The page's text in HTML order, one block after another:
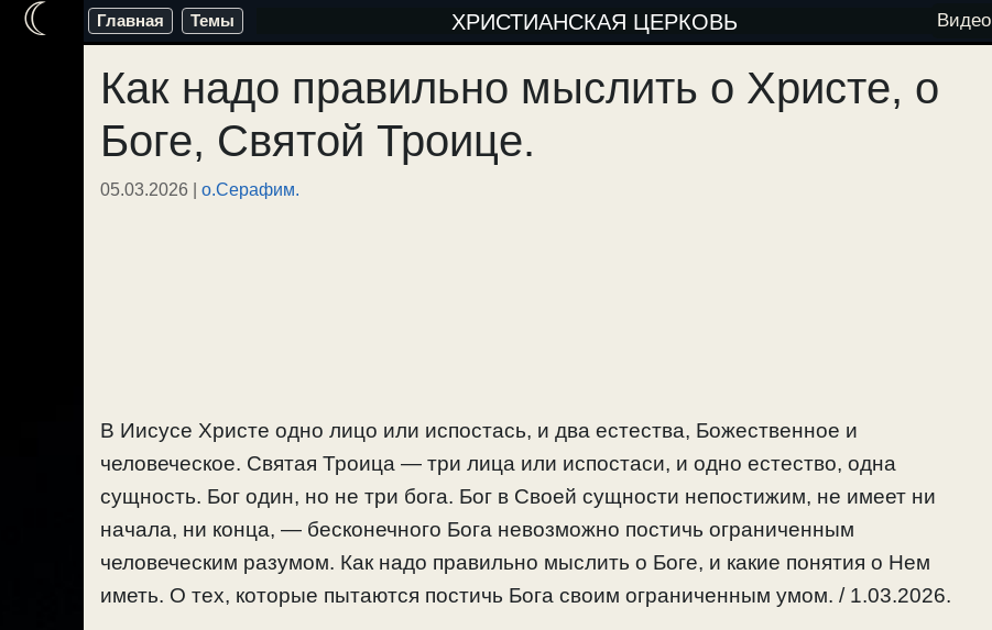
Перейти
содержимому
Главная Темы ХРИСТИАНСКАЯ ЦЕРКОВЬ Видео
Как надо правильно мыслить о Христе, о
Боге, Святой Троице.
05.03.2026 | о.Серафим.
В Иисусе Христе одно лицо или испостась, и два естества, Божественное и
человеческое. Святая Троица — три лица или испостаси, и одно естество, одна
сущность. Бог один, но не три бога. Бог в Своей сущности непостижим, не имеет ни
начала, ни конца, — бесконечного Бога невозможно постичь ограниченным
человеческим разумом. Как надо правильно мыслить о Боге, и какие понятия о Нем
иметь. О тех, которые пытаются постичь Бога своим ограниченным умом. / 1.03.2026.
☾